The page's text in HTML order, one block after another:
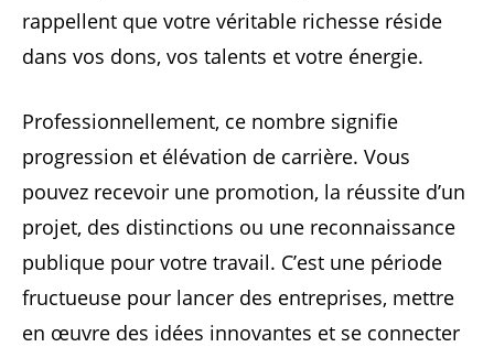
rappellent que votre véritable richesse réside
dans vos dons, vos talents et votre énergie.
Professionnellement, ce nombre signifie
progression et élévation de carrière. Vous
pouvez recevoir une promotion, la réussite d’un
projet, des distinctions ou une reconnaissance
publique pour votre travail. C’est une période
fructueuse pour lancer des entreprises, mettre
en œuvre des idées innovantes et se connecter